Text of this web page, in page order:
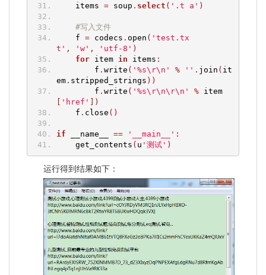
items = soup . select ( '.t a' )
#写入文件
f = codecs . open ( 'test.tx
t' , 'w' , 'utf-8' )
for item in items :
f . write ( '%s\r\n' % '' . join ( it
em. stripped_strings ))
f . write ( '%s\r\n\r\n' % item
[ 'href' ])
f . close ()
if __name__ == '__main__' :
get_contents ( u '测试' )
运行得到结果如下：